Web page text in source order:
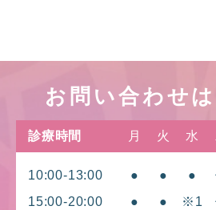
お問い合わせ
診療時間 月 火 水
10:00-13:00 ● ● ●
15:00-20:00
● ● ※1